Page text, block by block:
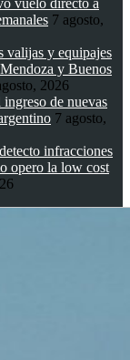
vuelo directo a
7 agosto,
valijas y equipajes
y Buenos
2026
de nuevas
7 agosto,
infracciones
opero la low cost